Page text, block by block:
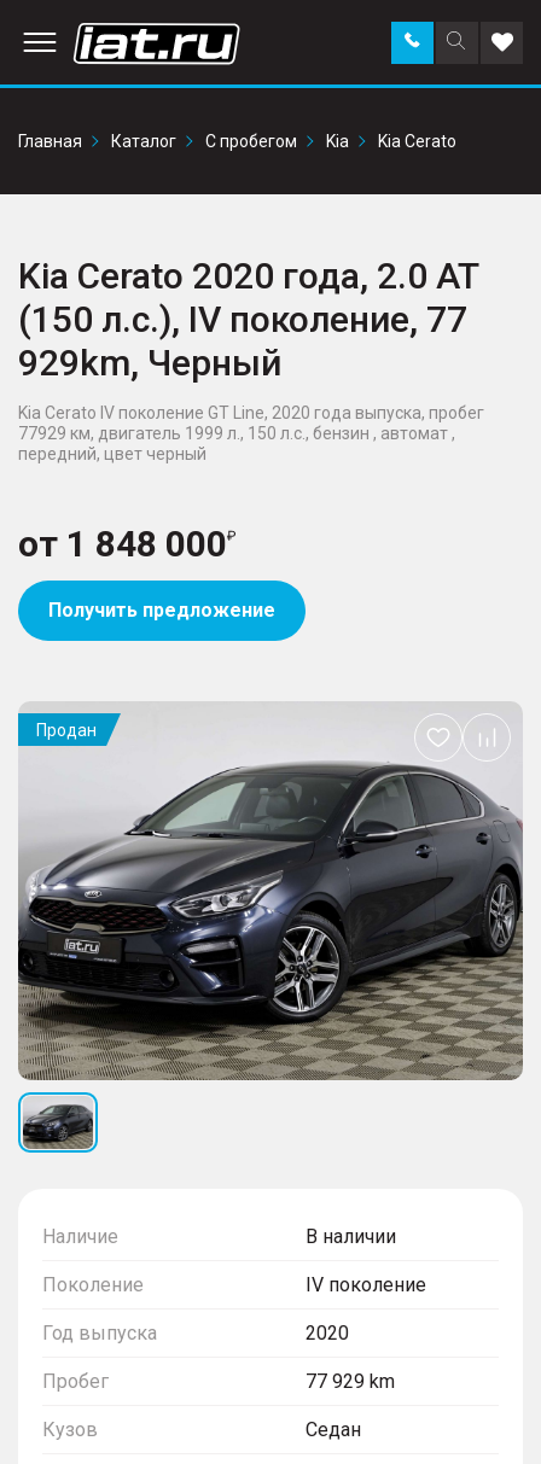
Поиск
по
Заказать
звонок в
Главная
Каталог С пробегом Kia Kia Cerato
Kia Cerato 2020 года, 2.0 AT
(150 л.с.), IV поколение, 77
929km, Черный
Kia Cerato IV поколение GT Line, 2020 года выпуска, пробег
77929 км, двигатель 1999 л., 150 л.с., бензин , автомат ,
передний, цвет черный
от 1 848 000
Получить предложение
Наличие В наличии
Поколение IV поколение
Год выпуска 2020
Пробег 77 929 km
Кузов Седан
Продан
Добавить
в
избранное